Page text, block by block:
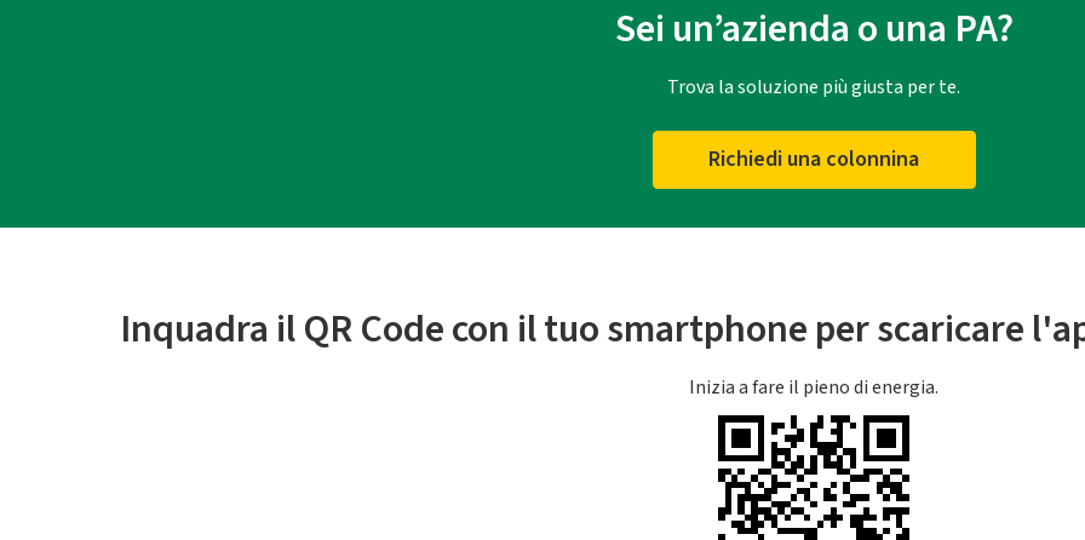
Sei un’azienda o una PA?
Trova la soluzione più giusta per te.
Richiedi una colonnina
Inquadra il QR Code con il tuo smartphone per scaricare
Inizia a fare il pieno di energia.